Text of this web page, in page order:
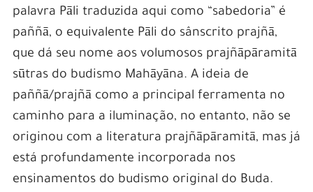
palavra Pāli traduzida aqui como “sabedoria” é
paññā, o equivalente Pāli do sânscrito prajñā,
que dá seu nome aos volumosos prajñāpāramitā
sūtras do budismo Mahāyāna. A ideia de
paññā/prajñā como a principal ferramenta no
caminho para a iluminação, no entanto, não se
originou com a literatura prajñāpāramitā, mas já
está profundamente incorporada nos
ensinamentos do budismo original do Buda.